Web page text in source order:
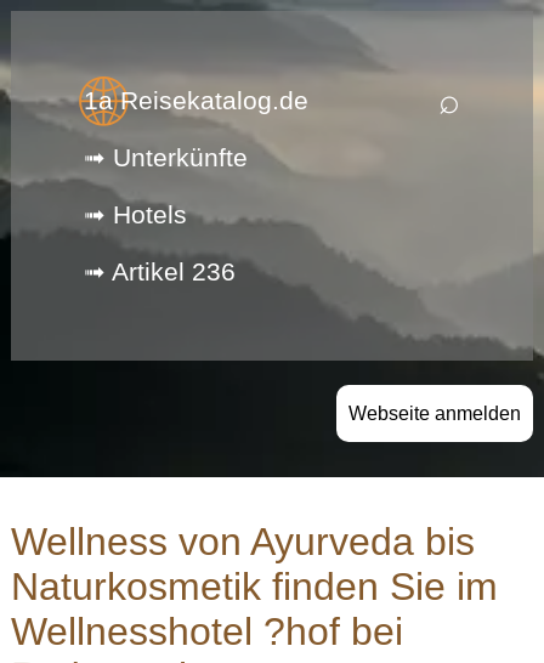
⌕
1a Reisekatalog.de
➟ Unterkünfte
➟ Hotels
➟ Artikel 236
Webseite anmelden
Wellness von Ayurveda bis
Naturkosmetik finden Sie im
Wellnesshotel ?hof bei